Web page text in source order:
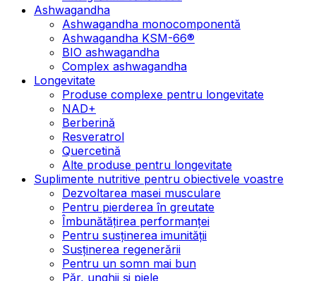
Ashwagandha
Ashwagandha monocomponentă
Ashwagandha KSM-66®
BIO ashwagandha
Complex ashwagandha
Longevitate
Produse complexe pentru longevitate
NAD+
Berberină
Resveratrol
Quercetină
Alte produse pentru longevitate
Suplimente nutritive pentru obiectivele voastre
Dezvoltarea masei musculare
Pentru pierderea în greutate
Îmbunătățirea performanței
Pentru susținerea imunității
Susținerea regenerării
Pentru un somn mai bun
Păr, unghii și piele